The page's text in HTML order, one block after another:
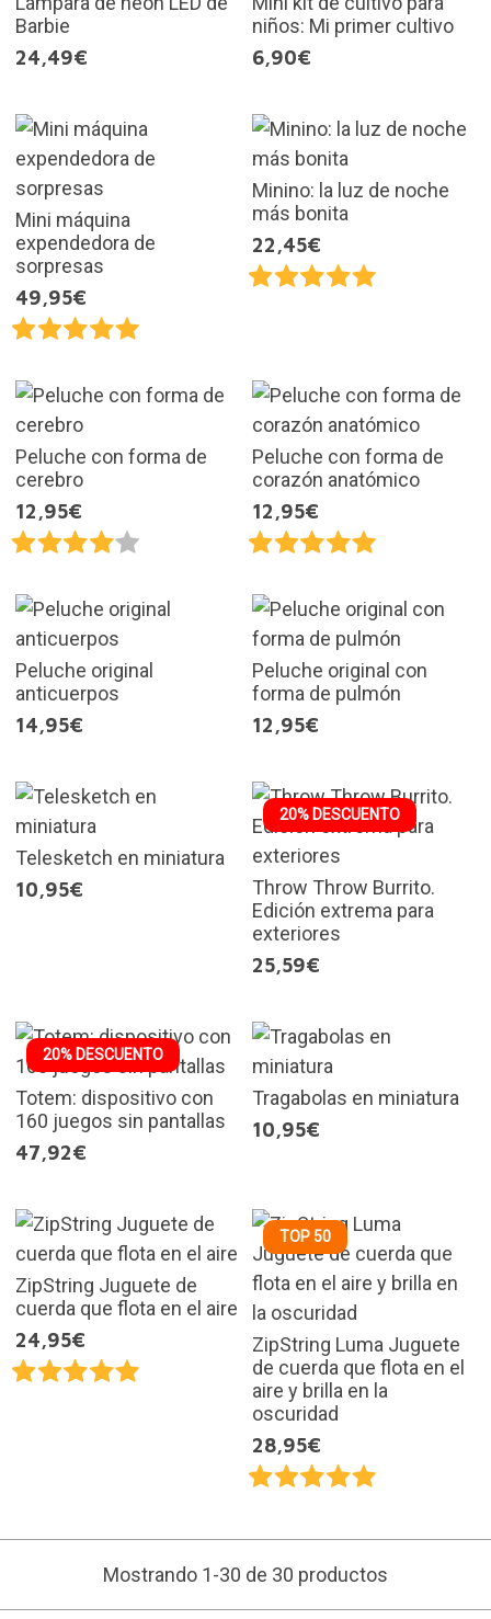
Barbie
24,49€
niños: Mi primer cultivo
6,90€
Mini máquina
expendedora de
sorpresas
49,95€
Minino: la luz de noche
más bonita
22,45€
Peluche con forma de
cerebro
12,95€
Peluche con forma de
corazón anatómico
12,95€
Peluche original
anticuerpos
14,95€
Peluche original con
forma de pulmón
12,95€
Telesketch en miniatura
10,95€
20% DESCUENTO
Throw Throw Burrito.
Edición extrema para
exteriores
25,59€
20% DESCUENTO
Totem: dispositivo con
160 juegos sin pantallas
47,92€
Tragabolas en miniatura
10,95€
ZipString Juguete de
cuerda que flota en el aire
24,95€
TOP 50
ZipString Luma Juguete
de cuerda que flota en el
aire y brilla en la
oscuridad
28,95€
Mostrando 1-30 de 30 productos